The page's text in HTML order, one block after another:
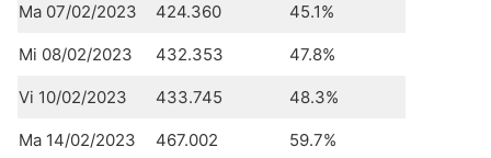
Ma 07/02/2023 424.360 45.1%
Mi 08/02/2023 432.353 47.8%
Vi 10/02/2023 433.745 48.3%
Ma 14/02/2023 467.002 59.7%